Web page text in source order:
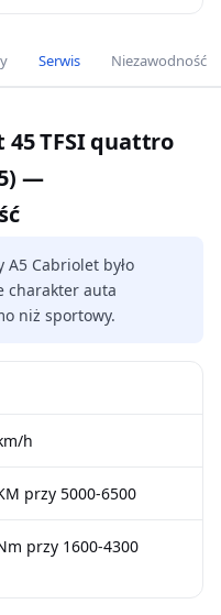
Serwis Niezawodność
45 TFSI quattro
—
Cabriolet było
charakter auta
niż sportowy.
h
przy 5000-6500
przy 1600-4300